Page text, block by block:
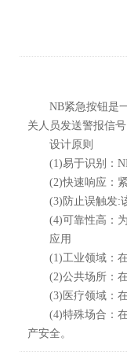
NB紧急按钮是一种
关人员发送警报信号
设计原则
(1)易于识别：NB
(2)快速响应：紧
(3)防止误触发:该装
(4)可靠性高：为
应用
(1)工业领域：
(2)公共场所：在
(3)医疗领域：
(4)特殊场合：在
产安全。